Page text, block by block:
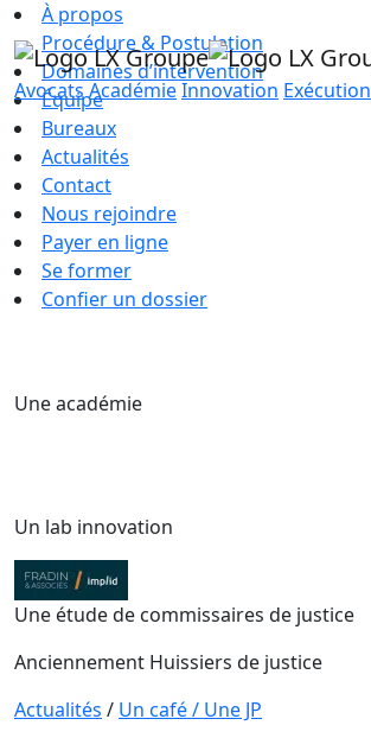
AvocatsAcadémieInnovation Exécution
À propos
Procédure & Postulation
Domaines d’intervention
Équipe
Bureaux
Actualités
Contact
Nous rejoindre
Payer en ligne
Se former
Confier un dossier
Une académie
Un lab innovation
Une étude de commissaires de justice
Anciennement Huissiers de justice
Actualités / Un café / Une JP